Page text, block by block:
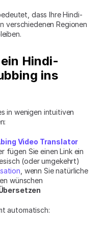
dass Ihre Hindi-
verschiedenen Regionen
Hindi-
ins
in wenigen intuitiven
Video Translator
fügen Sie einen Link ein
(oder umgekehrt)
, wenn Sie natürliche
wünschen
automatisch: